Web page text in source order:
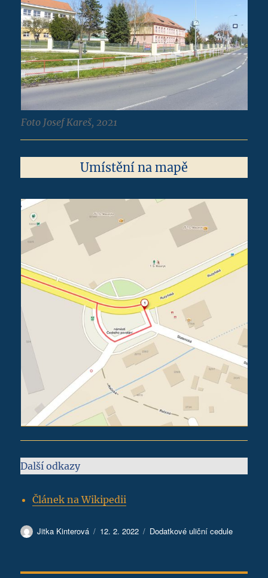
Foto Josef Kareš, 2021
Umístění na mapě
Další odkazy
Článek na Wikipedii
Autor:
Jitka Kinterová Publikováno:
12. 2. 2022 Rubriky:
Dodatkové uliční cedule